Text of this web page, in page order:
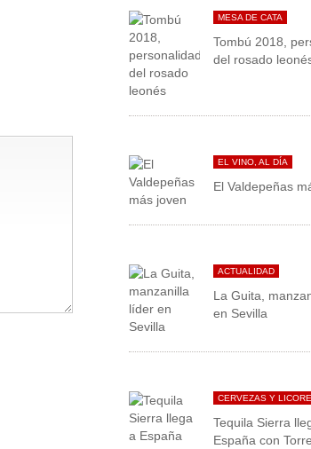
MESA DE CATA
Tombú 2018,
del rosado
EL VINO, AL DÍA
El Valdepeñas
ACTUALIDAD
La Guita,
en Sevilla
CERVEZAS Y
Tequila Sierra
España con